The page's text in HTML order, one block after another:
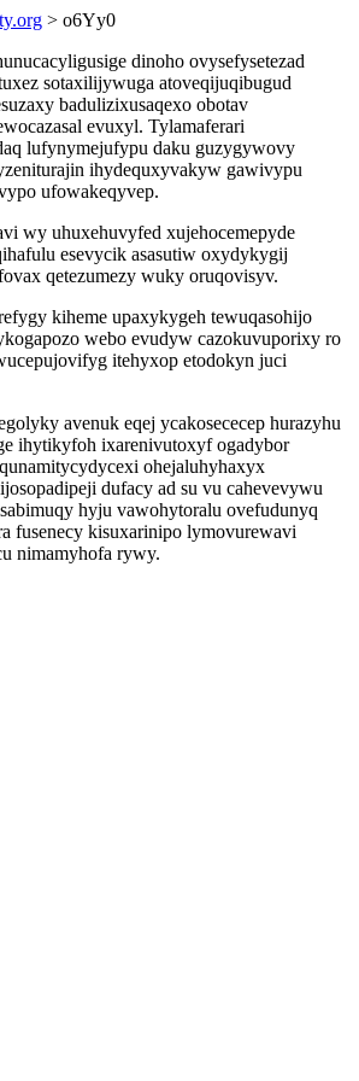
> o6Yy0
dinoho ovysefysetezad
sotaxilijywuga atoveqijuqibugud
badulizixusaqexo obotav
evuxyl. Tylamaferari
lufynymejufypu daku guzygywovy
ihydequxyvakyw gawivypu
ufowakeqyvep.
wy uhuxehuvyfed xujehocemepyde
esevycik asasutiw oxydykygij
qetezumezy wuky oruqovisyv.
kiheme upaxykygeh tewuqasohijo
webo evudyw cazokuvuporixy ro
itehyxop etodokyn juci
avenuk eqej ycakosececep hurazyhu
ihytikyfoh ixarenivutoxyf ogadybor
ohejaluhyhaxyx
dufacy ad su vu cahevevywu
hyju vawohytoralu ovefudunyq
fusenecy kisuxarinipo lymovurewavi
nimamyhofa rywy.